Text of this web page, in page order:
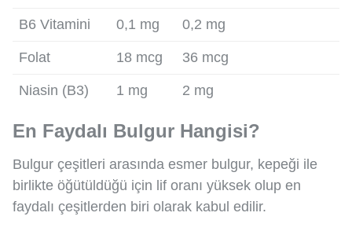
B6 Vitamini 0,1 mg 0,2 mg
Folat 18 mcg 36 mcg
Niasin (B3) 1 mg 2 mg
En Faydalı Bulgur Hangisi?
Bulgur çeşitleri arasında esmer bulgur, kepeği ile
birlikte öğütüldüğü için lif oranı yüksek olup en
faydalı çeşitlerden biri olarak kabul edilir.